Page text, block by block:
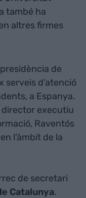
també ha
altres firmes
de
serveis d’atenció
a Espanya.
director executiu
Raventós
l’àmbit de la
de secretari
Catalunya.